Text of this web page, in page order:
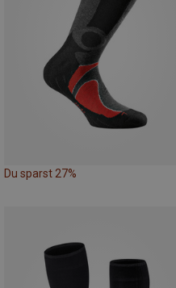
Du sparst 27%